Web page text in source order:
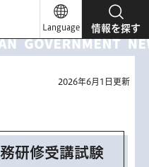
Language 情報を探す
2026年6月1日更新
研修受講試験